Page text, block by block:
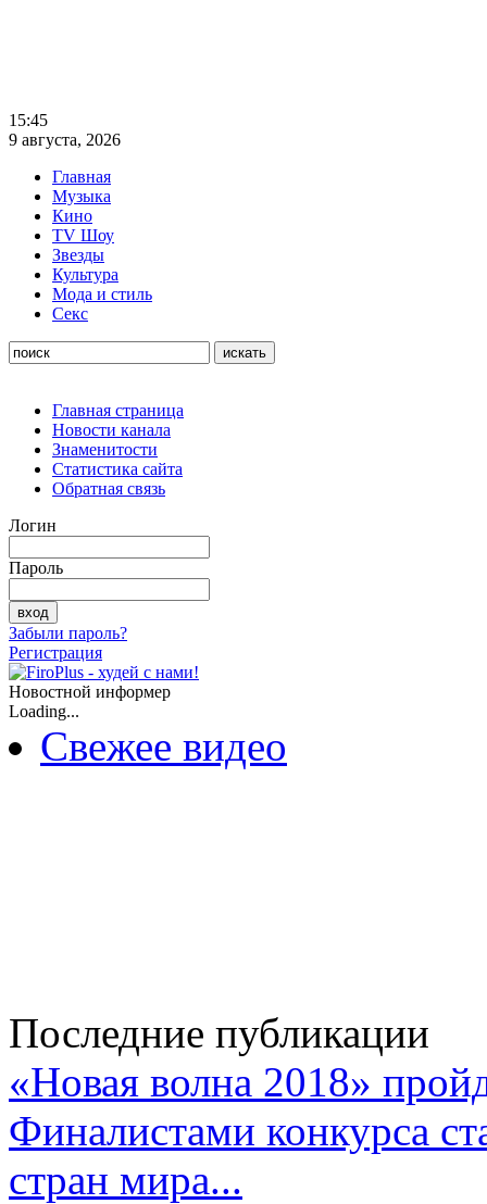
15:45
9 августа, 2026
Главная
Музыка
Кино
TV Шоу
Звезды
Культура
Мода и стиль
Секс
Главная страница
Новости канала
Знаменитости
Статистика сайта
Обратная связь
Логин
Пароль
Забыли пароль?
Регистрация
Новостной информер
Loading...
Свежее видео
Последние публикации
«Новая волна 2018»
Финалистами конкурса
стран мира...